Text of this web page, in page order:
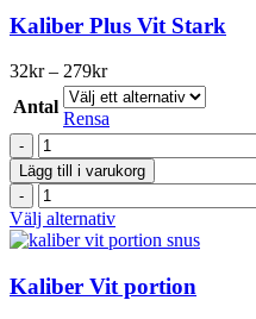
Portion
mängd
har
flera
De
olika
väljas
produktsidan
Kaliber Plus Vit Stark
32kr – 279krPrisintervall:
32kr
till
279kr
Antal
Rensa
Kaliber
Plus
Vit
Stark
mängd
Lägg till i varukorg
Kaliber
Plus
Vit
mängd
Välj alternativDen
här
har
flera
Kaliber Vit portion